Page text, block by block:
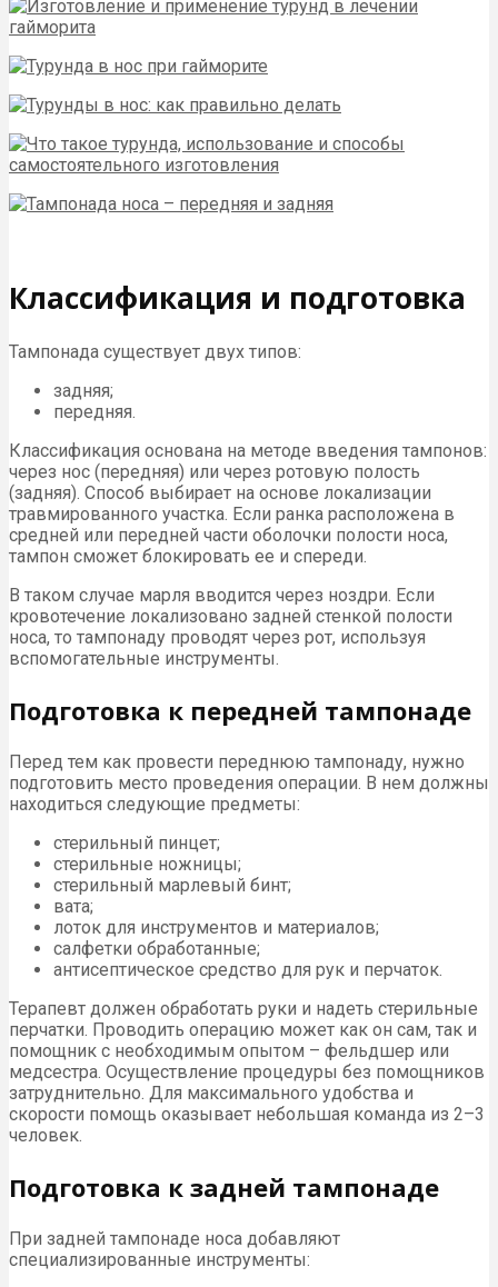
Классификация и подготовка
Тампонада существует двух типов:
задняя;
передняя.
Классификация основана на методе введения тампонов:
через нос (передняя) или через ротовую полость
(задняя). Способ выбирает на основе локализации
травмированного участка. Если ранка расположена в
средней или передней части оболочки полости носа,
тампон сможет блокировать ее и спереди.
В таком случае марля вводится через ноздри. Если
кровотечение локализовано задней стенкой полости
носа, то тампонаду проводят через рот, используя
вспомогательные инструменты.
Подготовка к передней тампонаде
Перед тем как провести переднюю тампонаду, нужно
подготовить место проведения операции. В нем должны
находиться следующие предметы:
стерильный пинцет;
стерильные ножницы;
стерильный марлевый бинт;
вата;
лоток для инструментов и материалов;
салфетки обработанные;
антисептическое средство для рук и перчаток.
Терапевт должен обработать руки и надеть стерильные
перчатки. Проводить операцию может как он сам, так и
помощник с необходимым опытом – фельдшер или
медсестра. Осуществление процедуры без помощников
затруднительно. Для максимального удобства и
скорости помощь оказывает небольшая команда из 2–3
человек.
Подготовка к задней тампонаде
При задней тампонаде носа добавляют
специализированные инструменты: